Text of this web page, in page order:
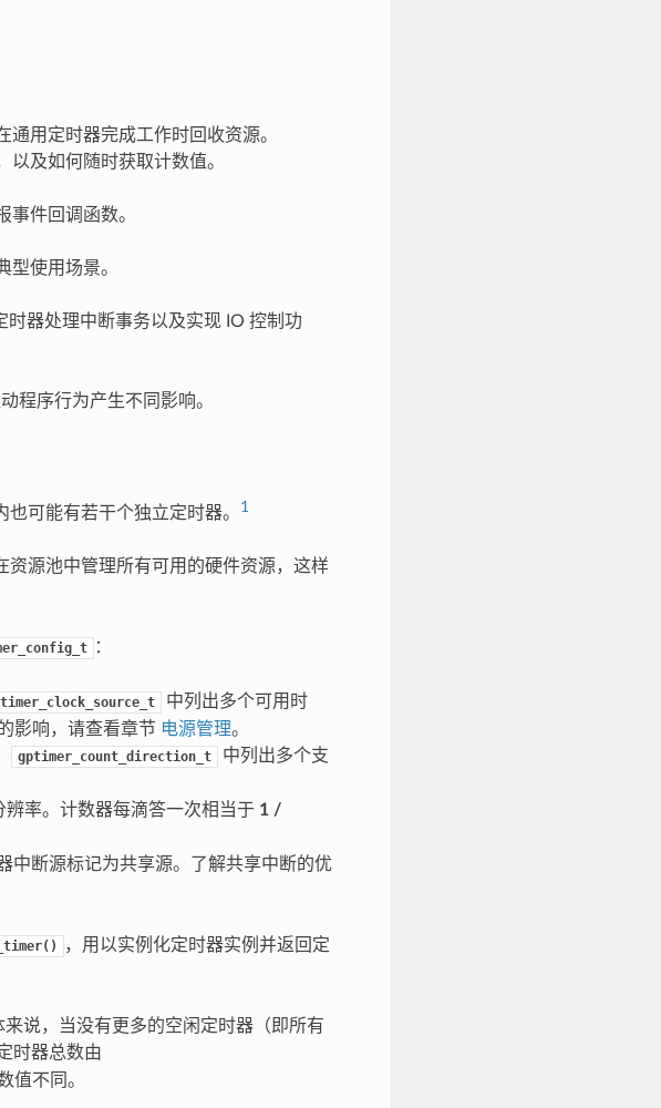
用定时器完成工作时回收资源。
及如何随时获取计数值。
件回调函数。
使用场景。
器处理中断事务以及实现 IO 控制功
程序行为产生不同影响。
可能有若干个独立定时器。 1
资源池中管理所有可用的硬件资源，这样
：
中列出多个可用时
影响，请查看章节 电源管理。
gptimer_count_direction_t
中列出多个支
辨率。计数器每滴答一次相当于 1 /
中断源标记为共享源。了解共享中断的优
，用以实例化定时器实例并返回定
说，当没有更多的空闲定时器（即所有
时器总数由
值不同。